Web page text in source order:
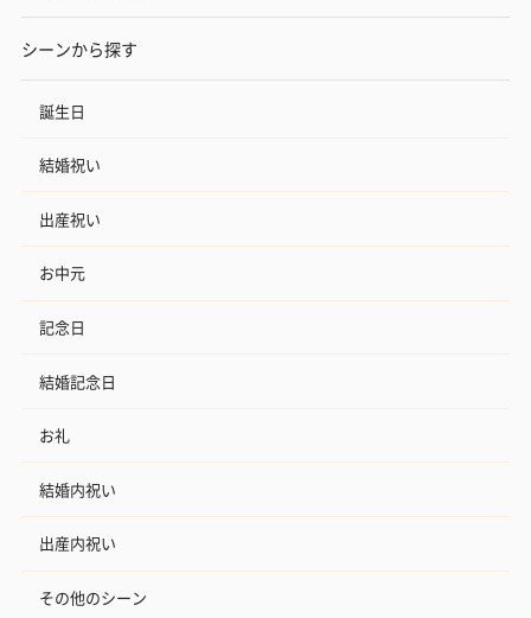
シーンから探す
誕生日
結婚祝い
出産祝い
お中元
記念日
結婚記念日
お礼
結婚内祝い
出産内祝い
その他のシーン